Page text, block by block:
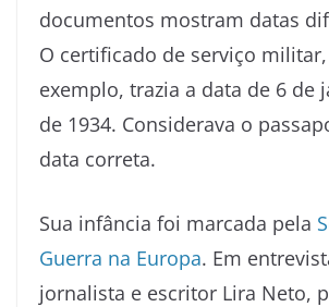
documentos mostram datas
O certificado de serviço
exemplo, trazia a data de 6 de
de 1934. Considerava o
data correta.
Sua infância foi marcada pela
Guerra na Europa. Em
jornalista e escritor Lira Neto,